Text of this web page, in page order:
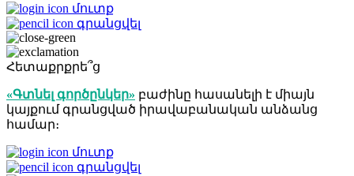
մուտք
գրանցվել
Հետաքրքրե՞ց
«Գտնել գործընկեր» բաժինը հասանելի է միայն
կայքում գրանցված իրավաբանական անձանց
համար։
մուտք
գրանցվել